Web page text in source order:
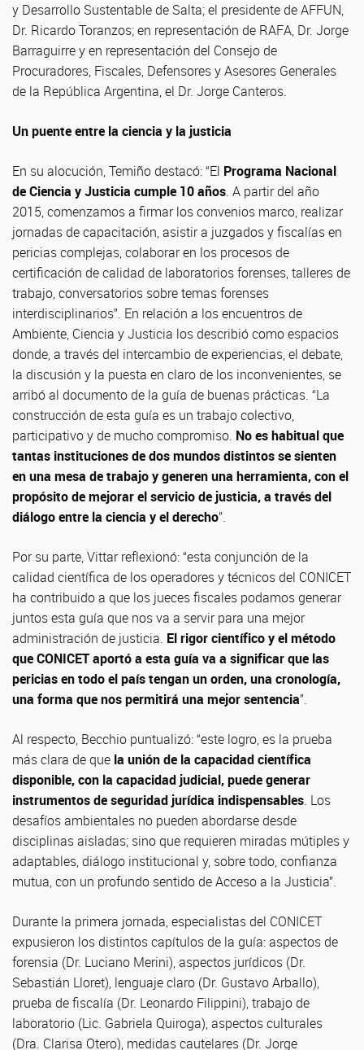
y Desarrollo Sustentable de Salta; el presidente de AFFUN,
Dr. Ricardo Toranzos; en representación de RAFA, Dr. Jorge
Barraguirre y en representación del Consejo de
Procuradores, Fiscales, Defensores y Asesores Generales
de la República Argentina, el Dr. Jorge Canteros.
Un puente entre la ciencia y la justicia
En su alocución, Temiño destacó: “El Programa Nacional
de Ciencia y Justicia cumple 10 años. A partir del año
2015, comenzamos a firmar los convenios marco, realizar
jornadas de capacitación, asistir a juzgados y fiscalías en
pericias complejas, colaborar en los procesos de
certificación de calidad de laboratorios forenses, talleres de
trabajo, conversatorios sobre temas forenses
interdisciplinarios”. En relación a los encuentros de
Ambiente, Ciencia y Justicia los describió como espacios
donde, a través del intercambio de experiencias, el debate,
la discusión y la puesta en claro de los inconvenientes, se
arribó al documento de la guía de buenas prácticas. “La
construcción de esta guía es un trabajo colectivo,
participativo y de mucho compromiso. No es habitual que
tantas instituciones de dos mundos distintos se sienten
en una mesa de trabajo y generen una herramienta, con el
propósito de mejorar el servicio de justicia, a través del
diálogo entre la ciencia y el derecho”.
Por su parte, Vittar reflexionó: “esta conjunción de la
calidad científica de los operadores y técnicos del CONICET
ha contribuido a que los jueces fiscales podamos generar
juntos esta guía que nos va a servir para una mejor
administración de justicia. El rigor científico y el método
que CONICET aportó a esta guía va a significar que las
pericias en todo el país tengan un orden, una cronología,
una forma que nos permitirá una mejor sentencia”.
Al respecto, Becchio puntualizó: “este logro, es la prueba
más clara de que la unión de la capacidad científica
disponible, con la capacidad judicial, puede generar
instrumentos de seguridad jurídica indispensables. Los
desafíos ambientales no pueden abordarse desde
disciplinas aisladas; sino que requieren miradas mútiples y
adaptables, diálogo institucional y, sobre todo, confianza
mutua, con un profundo sentido de Acceso a la Justicia”.
Durante la primera jornada, especialistas del CONICET
expusieron los distintos capítulos de la guía: aspectos de
forensia (Dr. Luciano Merini), aspectos jurídicos (Dr.
Sebastián Lloret), lenguaje claro (Dr. Gustavo Arballo),
prueba de fiscalía (Dr. Leonardo Filippini), trabajo de
laboratorio (Lic. Gabriela Quiroga), aspectos culturales
(Dra. Clarisa Otero), medidas cautelares (Dr. Jorge